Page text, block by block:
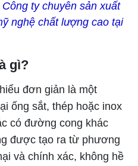
Công ty chuyên sản xuất
nghệ chất lượng cao tại
gì?
đơn giản là một
ống sắt, thép hoặc inox
có đường cong khác
được tạo ra từ phương
và chính xác, không hề